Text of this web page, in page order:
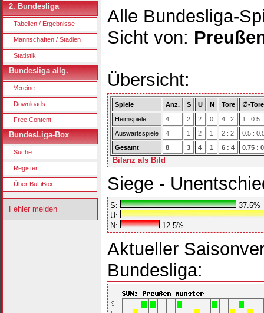
2. Bundesliga
Tabellen / Ergebnisse
Mannschaften / Stadien
Statistik
Bundesliga allg.
Vereine
Downloads
Free Content
BundesLiga-Box
Suche
Register
Über BuLiBox
Fehler melden
Alle Bundesliga-
Sicht von:
Übersicht:
Spiele Anz. S U N Tore ∅-Tore
Heimspiele 4 2 2 0 4 : 2
1 : 0.5
Auswärtsspiele
4 1 2 1 2 : 2
0.5 :
Gesamt
8 3 4 1 6 : 4 0.75 :
Bilanz als Bild
Siege -
S:
37.5%
U:
N:
12.5%
Aktueller
Bundesliga: